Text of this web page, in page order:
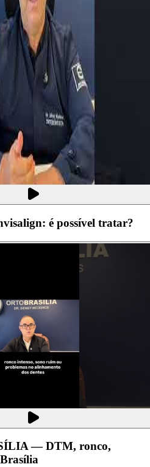
é possível tratar?
— DTM, ronco,